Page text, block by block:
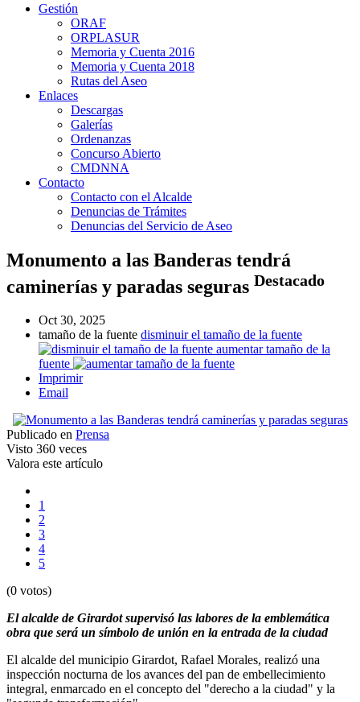
Gestión
ORAF
ORPLASUR
Memoria y Cuenta 2016
Memoria y Cuenta 2018
Rutas del Aseo
Enlaces
Descargas
Galerías
Ordenanzas
Concurso Abierto
CMDNNA
Contacto
Contacto con el Alcalde
Denuncias de Trámites
Denuncias del Servicio de Aseo
Monumento a las Banderas tendrá
caminerías y paradas seguras Destacado
Oct 30, 2025
tamaño de la fuente disminuir el tamaño de la fuente
aumentar tamaño de la
fuente
Imprimir
Email
Publicado en Prensa
Visto 360 veces
Valora este artículo
1
2
3
4
5
(0 votos)
El alcalde de Girardot supervisó las labores de la emblemática
obra que será un símbolo de unión en la entrada de la ciudad
El alcalde del municipio Girardot, Rafael Morales, realizó una
inspección nocturna de los avances del pan de embellecimiento
integral, enmarcado en el concepto del "derecho a la ciudad" y la